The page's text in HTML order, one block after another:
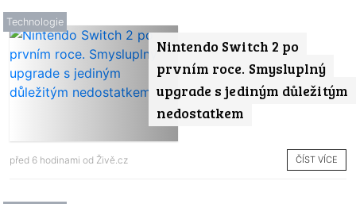
Nintendo Switch 2 po
prvním roce. Smysluplný
upgrade s jediným důležitým
nedostatkem
Technologie
před 6 hodinami od Živě.cz ČÍST VÍCE